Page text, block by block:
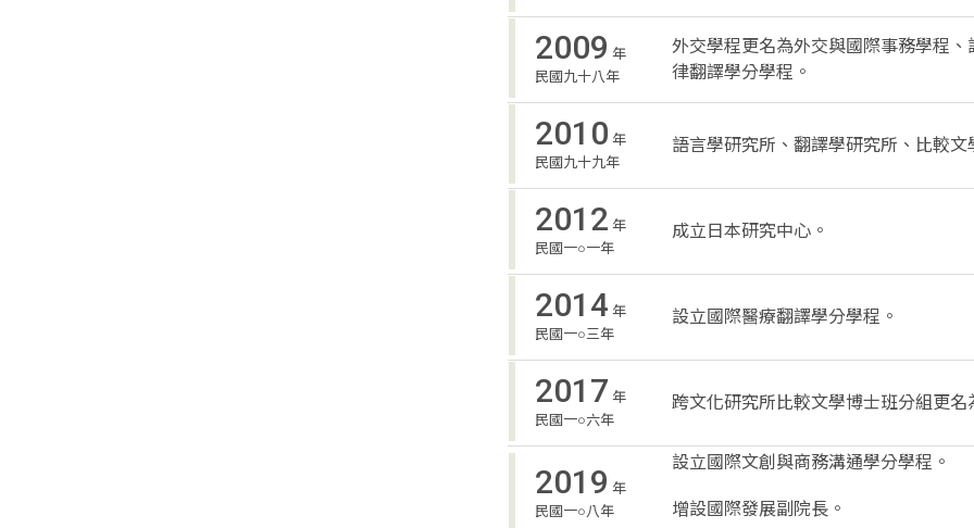
2009 年
民國九十八年
外交學程更名為外交與國際事務學程
律翻譯學分學程。
2010 年
民國九十九年
語言學研究所、翻譯學研究所、比較
2012 年
民國一○一年
成立日本研究中心。
2014 年
民國一○三年
設立國際醫療翻譯學分學程。
2017 年
民國一○六年
跨文化研究所比較文學博士班分組更
2019 年
民國一○八年
設立國際文創與商務溝通學分學程。
增設國際發展副院長。